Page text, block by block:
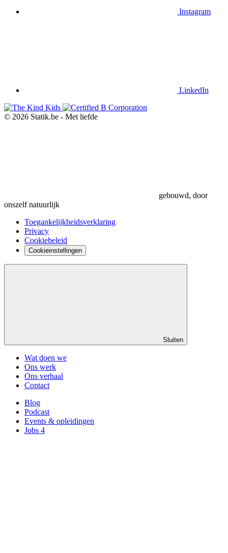
Instagram
LinkedIn
© 2026 Statik.be - Met liefde
gebouwd, door
onszelf natuurlijk
Toegankelijkheidsverklaring
Privacy
Cookiebeleid
Cookieinstellingen
Sluiten
Wat doen we
Ons werk
Ons verhaal
Contact
Blog
Podcast
Events & opleidingen
Jobs 4